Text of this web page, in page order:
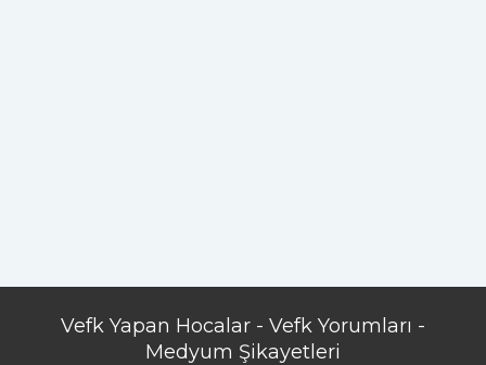
Vefk Yapan Hocalar - Vefk Yorumları -
Medyum Şikayetleri